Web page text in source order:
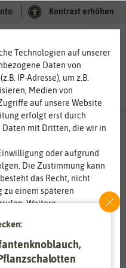
Kontrast erhöhen
Technologien auf unserer
Daten von
IP-Adresse), um z.B.
Medien von
auf unsere Website
erfolgt erst durch
Daten mit Dritten, die wir in
oder aufgrund
Die Zustimmung kann
das Recht, nicht
einem späteren
Weitere
Daten­schutz­erklärung
Statistik